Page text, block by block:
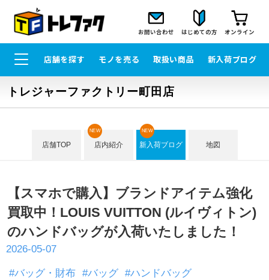
お問い合わせ はじめての方 オンライン
店舗を探す モノを売る 取扱い商品 新入荷ブログ
トレジャーファクトリー町田店
店舗TOP 店内紹介
NEW
新入荷ブログ
NEW
地図
【スマホで購入】ブランドアイテム強化
買取中！LOUIS VUITTON (ルイヴィトン)
のハンドバッグが入荷いたしました！
2026-05-07
#バッグ・財布 #バッグ #ハンドバッグ